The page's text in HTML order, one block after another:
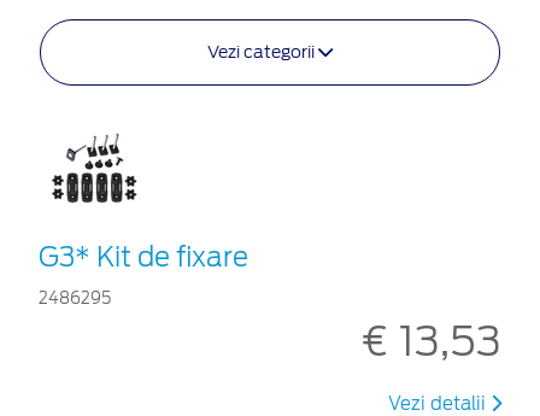
Vezi categorii
G3* Kit de fixare
2486295
€ 13,53
Vezi detalii